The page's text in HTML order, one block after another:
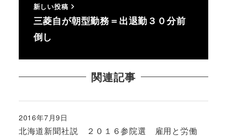
新しい投稿
三菱自が朝型勤務＝出退勤３０分前
倒し
関連記事
北海道新聞社説 ２０１６参院選 雇用と労働
投稿日
2016年7月9日